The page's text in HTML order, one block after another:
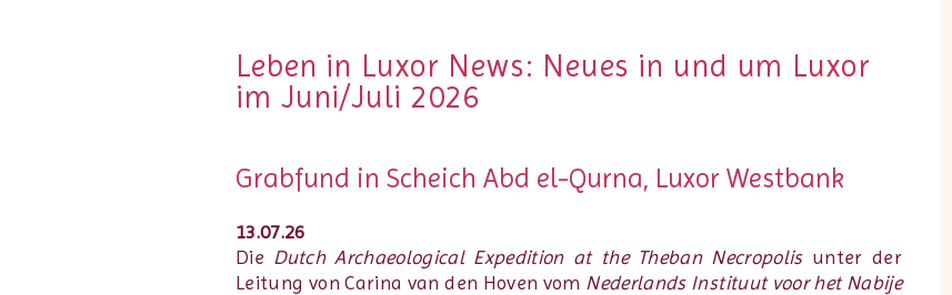
Leben in Luxor News: Neues in und um Luxor
im Juni/Juli 2026
Grabfund in Scheich Abd el-Qurna, Luxor Westbank
13.07.26
Die Dutch Archaeological Expedition at the Theban Necropolisunter der
Leitung von Carina van den Hoven vom Nederlands Instituut voor het Nabije